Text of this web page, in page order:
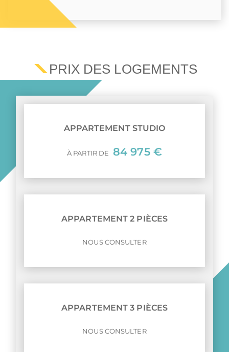
PRIX DES LOGEMENTS
APPARTEMENT STUDIO
À PARTIR DE 84 975 €
APPARTEMENT 2 PIÈCES
NOUS CONSULTER
APPARTEMENT 3 PIÈCES
NOUS CONSULTER